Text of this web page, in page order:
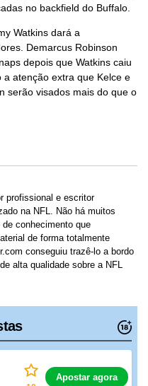
no backfield do Buffalo.
Watkins dará a
Demarcus Robinson
depois que Watkins caiu
atenção extra que Kelce e
serão visados mais do que o
profissional e escritor
na NFL. Não há muitos
conhecimento que
de forma totalmente
conseguiu trazê-lo a bordo
alta qualidade sobre a NFL
Apostar agora